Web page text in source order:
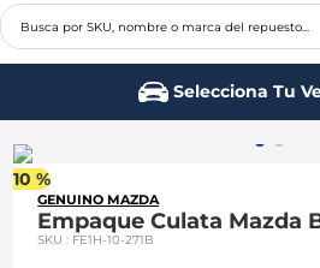
Busca por SKU, nombre o marca
Selecciona Tu
10 %
GENUINO MAZDA
Empaque Culata Mazda
SKU: FE1H-10-271B
2
3.
spark gt
ford fiesta